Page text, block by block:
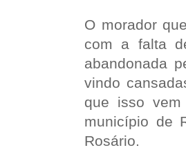
O morador
com a falta
abandonada
vindo
que isso
município de
Rosário.